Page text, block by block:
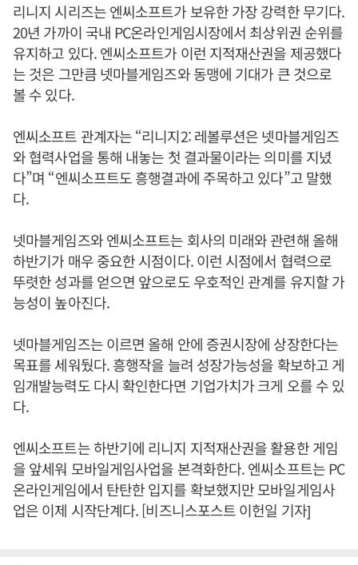
리니지 시리즈는 엔씨소프트가 보유한 가장 강력한 무기다.
20년 가까이 국내 PC온라인게임시장에서 최상위권 순위를
유지하고 있다. 엔씨소프트가 이런 지적재산권을 제공했다
는 것은 그만큼 넷마블게임즈와 동맹에 기대가 큰 것으로
볼 수 있다.
엔씨소프트 관계자는 “리니지2: 레볼루션은 넷마블게임즈
와 협력사업을 통해 내놓는 첫 결과물이라는 의미를 지녔
다”며 “엔씨소프트도 흥행결과에 주목하고 있다”고 말했
다.
넷마블게임즈와 엔씨소프트는 회사의 미래와 관련해 올해
하반기가 매우 중요한 시점이다. 이런 시점에서 협력으로
뚜렷한 성과를 얻으면 앞으로도 우호적인 관계를 유지할 가
능성이 높아진다.
넷마블게임즈는 이르면 올해 안에 증권시장에 상장한다는
목표를 세워뒀다. 흥행작을 늘려 성장가능성을 확보하고 게
임개발능력도 다시 확인한다면 기업가치가 크게 오를 수 있
다.
엔씨소프트는 하반기에 리니지 지적재산권을 활용한 게임
을 앞세워 모바일게임사업을 본격화한다. 엔씨소프트는 PC
온라인게임에서 탄탄한 입지를 확보했지만 모바일게임사
업은 이제 시작단계다. [비즈니스포스트 이헌일 기자]